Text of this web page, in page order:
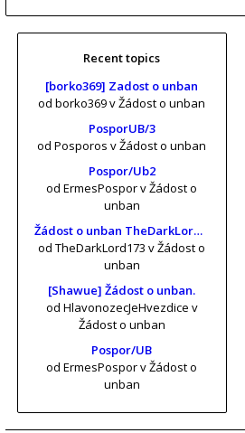
Recent topics
[borko369] Zadost o unban
od borko369v Žádost o unban
PosporUB/3
od Posporos v Žádost o unban
Pospor/Ub2
od ErmesPosporv Žádost o
unban
Žádost o unban TheDarkLord173 (risa11, KrtkuvDort, MrKrabs) [vol. 2]
od TheDarkLord173 v Žádost o
unban
[Shawue] Žádost o unban.
od HlavonozecJeHvezdice v
Žádost o unban
Pospor/UB
od ErmesPosporv Žádost o
unban